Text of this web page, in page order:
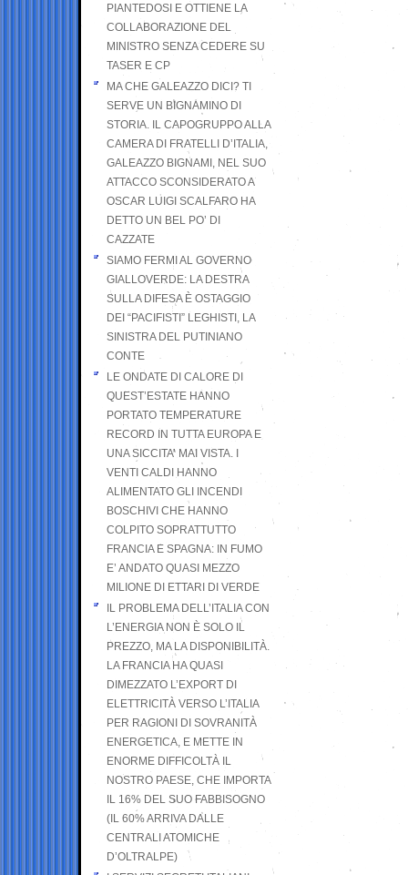
PIANTEDOSI E OTTIENE LA
COLLABORAZIONE DEL
MINISTRO SENZA CEDERE SU
TASER E CP
MA CHE GALEAZZO DICI? TI
SERVE UN BIGNAMINO DI
STORIA. IL CAPOGRUPPO ALLA
CAMERA DI FRATELLI D’ITALIA,
GALEAZZO BIGNAMI, NEL SUO
ATTACCO SCONSIDERATO A
OSCAR LUIGI SCALFARO HA
DETTO UN BEL PO’ DI
CAZZATE
SIAMO FERMI AL GOVERNO
GIALLOVERDE: LA DESTRA
SULLA DIFESA È OSTAGGIO
DEI “PACIFISTI” LEGHISTI, LA
SINISTRA DEL PUTINIANO
CONTE
LE ONDATE DI CALORE DI
QUEST’ESTATE HANNO
PORTATO TEMPERATURE
RECORD IN TUTTA EUROPA E
UNA SICCITA’ MAI VISTA. I
VENTI CALDI HANNO
ALIMENTATO GLI INCENDI
BOSCHIVI CHE HANNO
COLPITO SOPRATTUTTO
FRANCIA E SPAGNA: IN FUMO
E’ ANDATO QUASI MEZZO
MILIONE DI ETTARI DI VERDE
IL PROBLEMA DELL’ITALIA CON
L’ENERGIA NON È SOLO IL
PREZZO, MA LA DISPONIBILITÀ.
LA FRANCIA HA QUASI
DIMEZZATO L’EXPORT DI
ELETTRICITÀ VERSO L’ITALIA
PER RAGIONI DI SOVRANITÀ
ENERGETICA, E METTE IN
ENORME DIFFICOLTÀ IL
NOSTRO PAESE, CHE IMPORTA
IL 16% DEL SUO FABBISOGNO
(IL 60% ARRIVA DALLE
CENTRALI ATOMICHE
D’OLTRALPE)